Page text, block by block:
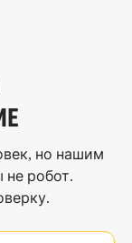
но нашим
не робот.